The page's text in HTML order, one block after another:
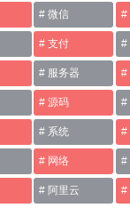
微信
支付
服务器
源码
系统
网络
阿里云